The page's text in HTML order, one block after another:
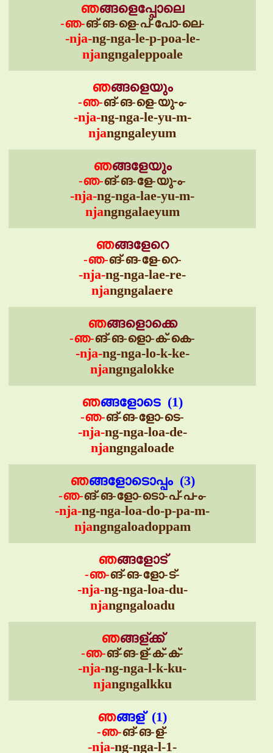
ഞങ്ങളെപ്പോലെ
-ഞ-ങ്-ങ-ളെ-പ്-പോ-ലെ-
-nja-ng-nga-le-p-poa-le-
njangngaleppoale
ഞങ്ങളെയും
-ഞ-ങ്-ങ-ളെ-യു-ം-
-nja-ng-nga-le-yu-m-
njangngaleyum
ഞങ്ങളേയും
-ഞ-ങ്-ങ-ളേ-യു-ം-
-nja-ng-nga-lae-yu-m-
njangngalaeyum
ഞങ്ങളേറെ
-ഞ-ങ്-ങ-ളേ-റെ-
-nja-ng-nga-lae-re-
njangngalaere
ഞങ്ങളൊക്കെ
-ഞ-ങ്-ങ-ളൊ-ക്-കെ-
-nja-ng-nga-lo-k-ke-
njangngalokke
ഞങ്ങളോടെ (1)
-ഞ-ങ്-ങ-ളോ-ടെ-
-nja-ng-nga-loa-de-
njangngaloade
ഞങ്ങളോടൊപ്പം (3)
-ഞ-ങ്-ങ-ളോ-ടൊ-പ്-പ-ം-
-nja-ng-nga-loa-do-p-pa-m-
njangngaloadoppam
ഞങ്ങളോട്
-ഞ-ങ്-ങ-ളോ-ട്-
-nja-ng-nga-loa-du-
njangngaloadu
ഞങ്ങള്ക്ക്
-ഞ-ങ്-ങ-ള്-ക്-ക്-
-nja-ng-nga-l-k-ku-
njangngalkku
ഞങ്ങള് (1)
-ഞ-ങ്-ങ-ള്-
-nja-ng-nga-l-1-